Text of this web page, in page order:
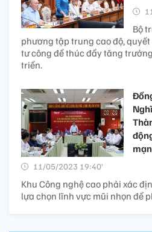
Bộ
phương tập trung cao độ,
tư công để thúc đẩy tăng
triển.
11/05/2023 19:40’
Khu Công nghệ cao phải xác
lựa chọn lĩnh vực mũi nhọn để